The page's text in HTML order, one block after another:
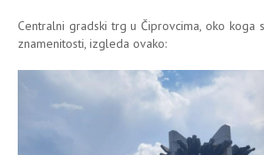
Centralni gradski trg u Čiprovcima, oko koga
znamenitosti, izgleda ovako: